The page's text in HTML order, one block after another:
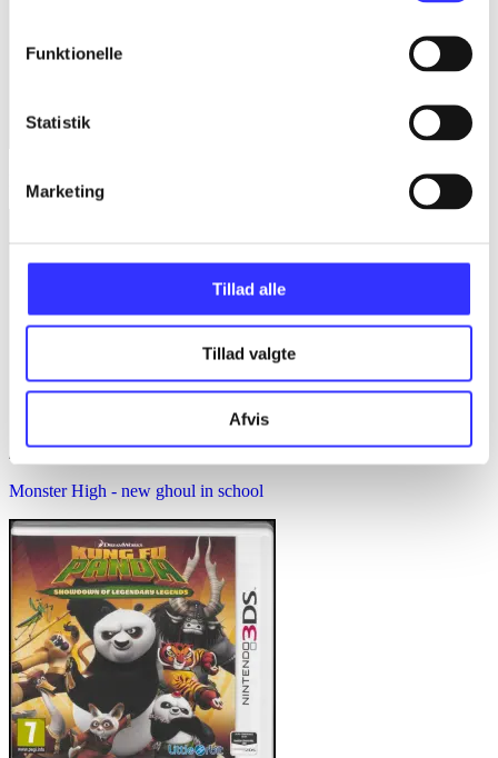
Funktionelle
Statistik
Marketing
Tillad alle
Tillad valgte
Afvis
Lego Marvel Avengers
Monster High - new ghoul in school